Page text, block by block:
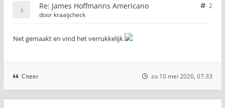
Re: James Hoffmanns Americano
2
door kraaijcheck
Net gemaakt en vind het verrukkelijk
Citeer zo 10 mei 2026, 07:33